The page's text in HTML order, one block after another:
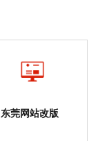
东莞网站改版